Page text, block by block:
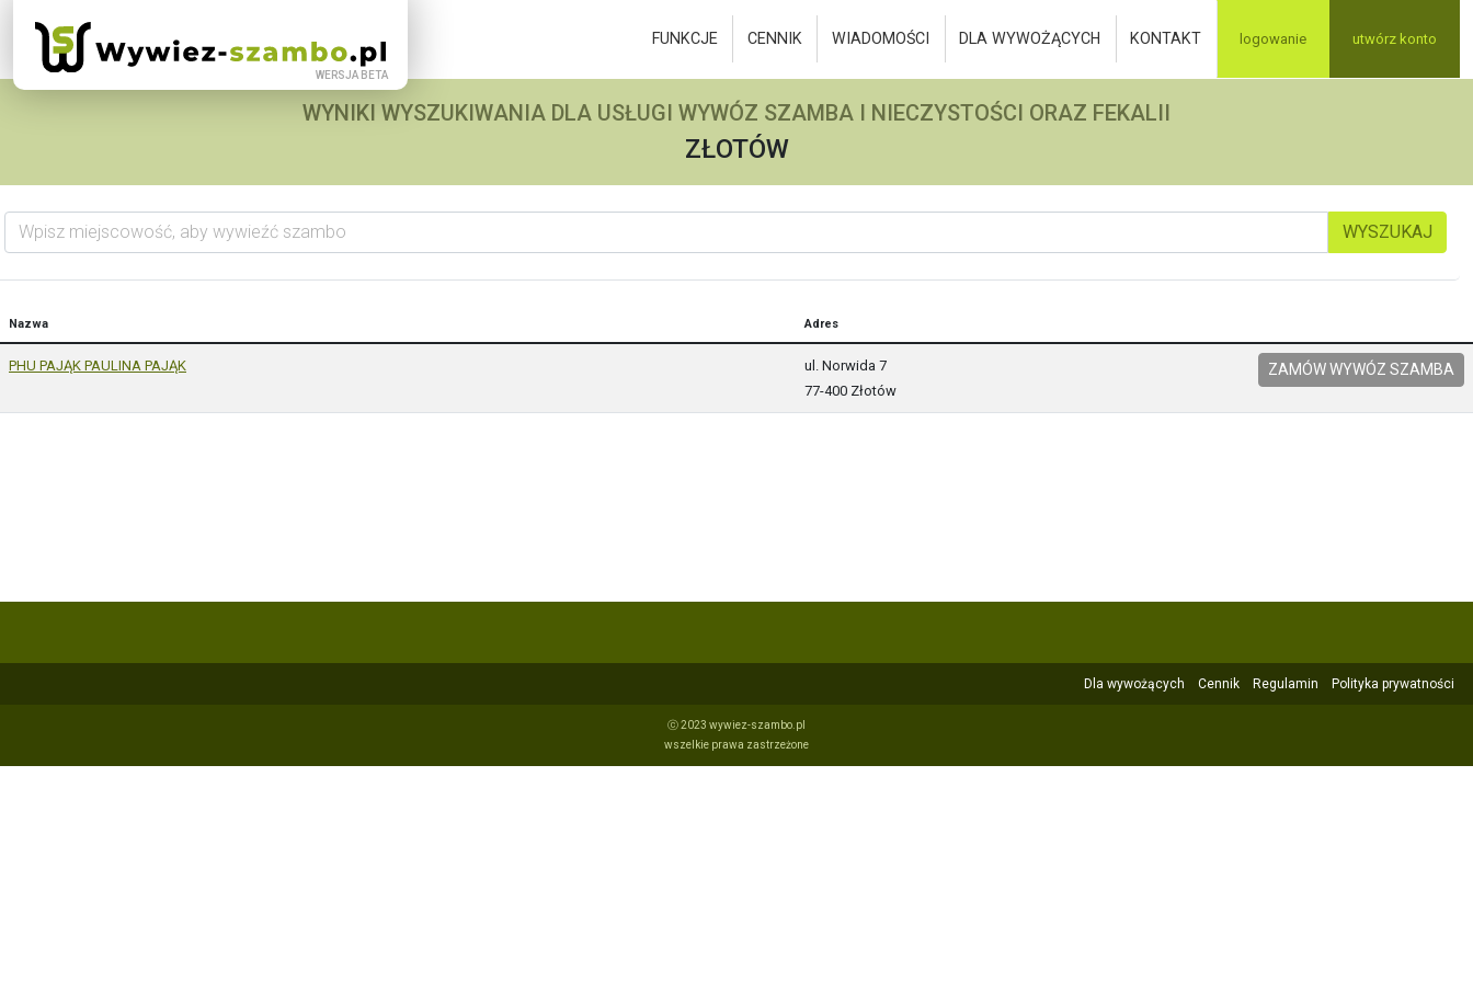
FUNKCJE CENNIK WIADOMOŚCI DLA WYWOŻĄCYCH KONTAKT logowanie utwórz konto
WYNIKI WYSZUKIWANIA DLA USŁUGI WYWÓZ SZAMBA I NIECZYSTOŚCI ORAZ FEKALII
ZŁOTÓW
Wpisz miejscowość, aby wywieźć szambo
WYSZUKAJ
Nazwa Adres
PHU PAJĄK PAULINA PAJĄK
ul. Norwida 7
77-400 Złotów
ZAMÓW WYWÓZ SZAMBA
Dla wywożących Cennik Regulamin Polityka prywatności
ⓒ 2023 wywiez-szambo.pl
wszelkie prawa zastrzeżone